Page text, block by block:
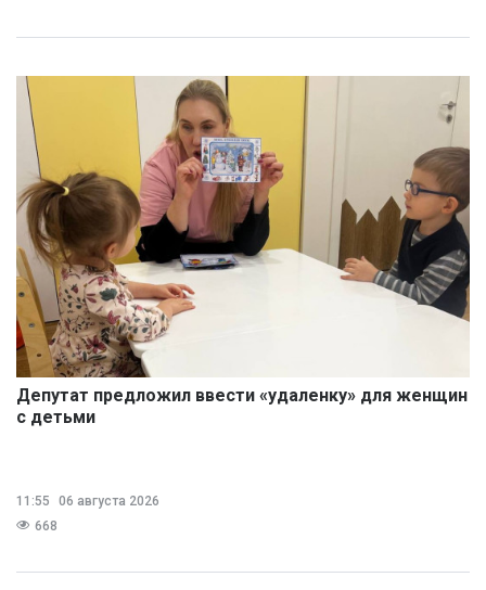
Депутат предложил ввести «удаленку» для женщин
с детьми
11:55
06 августа 2026
668